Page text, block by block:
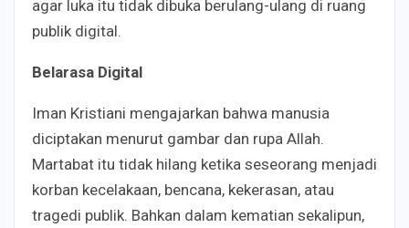
agar luka itu tidak dibuka berulang-ulang di ruang
publik digital.
Belarasa Digital
Iman Kristiani mengajarkan bahwa manusia
diciptakan menurut gambar dan rupa Allah.
Martabat itu tidak hilang ketika seseorang menjadi
korban kecelakaan, bencana, kekerasan, atau
tragedi publik. Bahkan dalam kematian sekalipun,